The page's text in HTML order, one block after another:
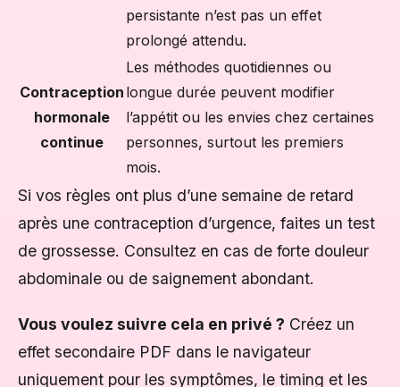
persistante n’est pas un effet
prolongé attendu.
Contraception
hormonale
continue
Les méthodes quotidiennes ou
longue durée peuvent modifier
l’appétit ou les envies chez certaines
personnes, surtout les premiers
mois.
Si vos règles ont plus d’une semaine de retard
après une contraception d’urgence, faites un test
de grossesse. Consultez en cas de forte douleur
abdominale ou de saignement abondant.
Vous voulez suivre cela en privé ? Créez un
effet secondaire PDF dans le navigateur
uniquement pour les symptômes, le timing et les